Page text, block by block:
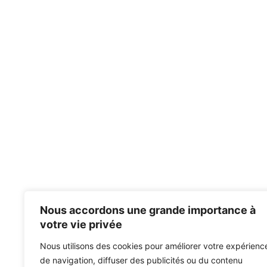
Nous accordons une grande importance à
votre vie privée
Nous utilisons des cookies pour améliorer votre
de navigation, diffuser des publicités ou du contenu